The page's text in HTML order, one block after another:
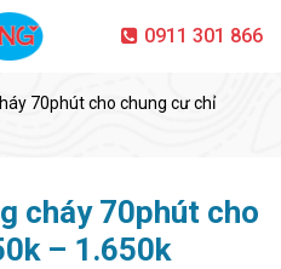
0911 301 866
70phút cho chung cư chỉ
cháy 70phút cho
– 1.650k